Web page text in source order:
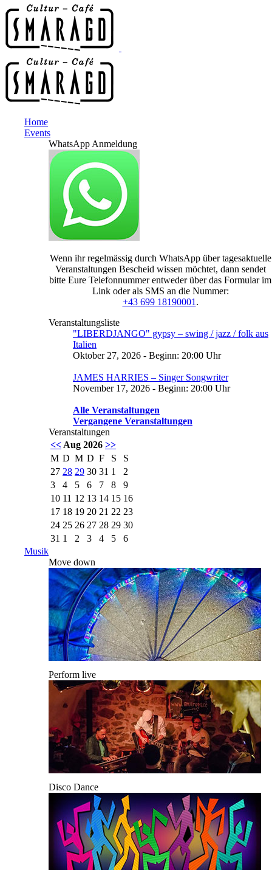
Home
Events
WhatsApp Anmeldung
Wenn ihr regelmässig durch WhatsApp über tagesaktuelle
Veranstaltungen Bescheid wissen möchtet, dann sendet
bitte Eure Telefonnummer entweder über das Formular im
Link oder als SMS an die Nummer:
+43 699 18190001 .
Veranstaltungsliste
"LIBERDJANGO" gypsy – swing / jazz / folk aus
Italien
Oktober 27, 2026 - Beginn: 20:00 Uhr
JAMES HARRIES – Singer Songwriter
November 17, 2026 - Beginn: 20:00 Uhr
Alle Veranstaltungen
Vergangene Veranstaltungen
Veranstaltungen
<< Aug 2026 >>
M D M D F S
S
27 28 29 30 31 1
2
3
4 5 6 7 8
9
10 11 12 13 14 15 16
17 18 19 20 21 22 23
24 25 26 27 28 29 30
31 1 2 3 4 5
6
Musik
Move down
Perform live
Disco Dance